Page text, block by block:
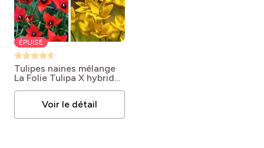
ÉPUISÉ
Tulipes naines mélange
La Folie Tulipa X hybride
Voir le détail